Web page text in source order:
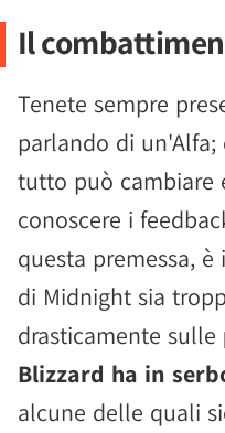
Il
Tenete sempre
parlando di
tutto può cambiare
conoscere i
questa premessa,
di Midnight sia
drasticamente sulle
Blizzard ha in
alcune delle quali